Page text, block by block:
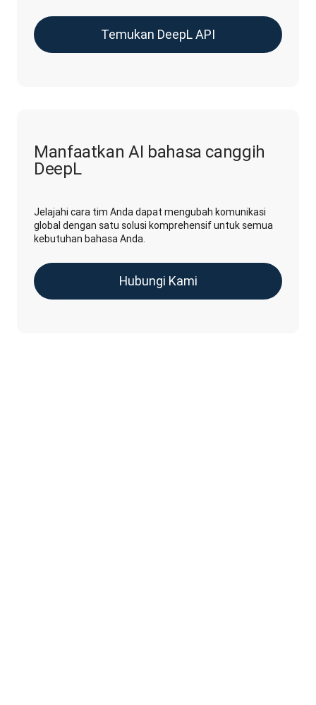
Temukan DeepL API
Manfaatkan AI bahasa canggih
DeepL
Jelajahi cara tim Anda dapat mengubah komunikasi
global dengan satu solusi komprehensif untuk semua
kebutuhan bahasa Anda.
Hubungi Kami